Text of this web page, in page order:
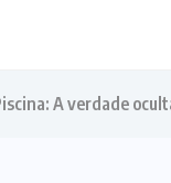
A verdade